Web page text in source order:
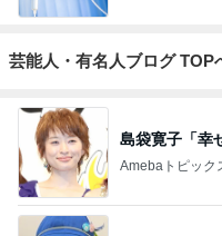
芸能人・有名人ブログ TOP
島袋寛子「幸
Amebaトピック